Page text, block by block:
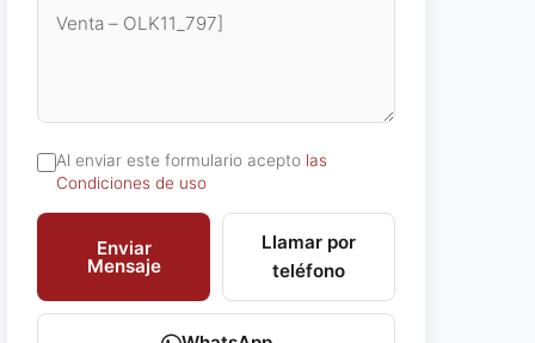
Al enviar este formulario acepto las
Condiciones de uso
Enviar
Mensaje
Llamar por
teléfono